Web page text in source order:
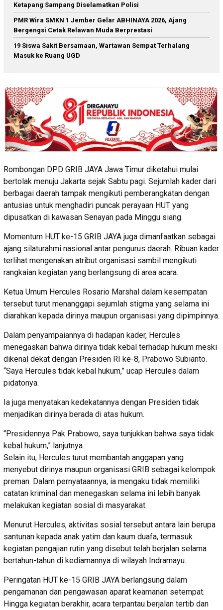
Ketapang Sampang Diselamatkan Polisi
PMR Wira SMKN 1 Jember Gelar ABHINAYA 2026, Ajang
Bergengsi Cetak Relawan Muda Berprestasi
19 Siswa Sakit Bersamaan, Wartawan Sempat Terhalang
Masuk ke Ruang UGD
Rombongan DPD GRIB JAYA Jawa Timur diketahui mulai
bertolak menuju Jakarta sejak Sabtu pagi. Sejumlah kader dari
berbagai daerah tampak mengikuti pemberangkatan dengan
antusias untuk menghadiri puncak perayaan HUT yang
dipusatkan di kawasan Senayan pada Minggu siang.
Momentum HUT ke-15 GRIB JAYA juga dimanfaatkan sebagai
ajang silaturahmi nasional antar pengurus daerah. Ribuan kader
terlihat mengenakan atribut organisasi sambil mengikuti
rangkaian kegiatan yang berlangsung di area acara.
Ketua Umum Hercules Rosario Marshal dalam kesempatan
tersebut turut menanggapi sejumlah stigma yang selama ini
diarahkan kepada dirinya maupun organisasi yang dipimpinnya.
Dalam penyampaiannya di hadapan kader, Hercules
menegaskan bahwa dirinya tidak kebal terhadap hukum meski
dikenal dekat dengan Presiden RI ke-8, Prabowo Subianto.
“Saya Hercules tidak kebal hukum,” ucap Hercules dalam
pidatonya.
Ia juga menyatakan kedekatannya dengan Presiden tidak
menjadikan dirinya berada di atas hukum.
“Presidennya Pak Prabowo, saya tunjukkan bahwa saya tidak
kebal hukum,” lanjutnya.
Selain itu, Hercules turut membantah anggapan yang
menyebut dirinya maupun organisasi GRIB sebagai kelompok
preman. Dalam pernyataannya, ia mengaku tidak memiliki
catatan kriminal dan menegaskan selama ini lebih banyak
melakukan kegiatan sosial di masyarakat.
Menurut Hercules, aktivitas sosial tersebut antara lain berupa
santunan kepada anak yatim dan kaum duafa, termasuk
kegiatan pengajian rutin yang disebut telah berjalan selama
bertahun-tahun di kediamannya di wilayah Indramayu.
Peringatan HUT ke-15 GRIB JAYA berlangsung dalam
pengamanan dan pengawasan aparat keamanan setempat.
Hingga kegiatan berakhir, acara terpantau berjalan tertib dan